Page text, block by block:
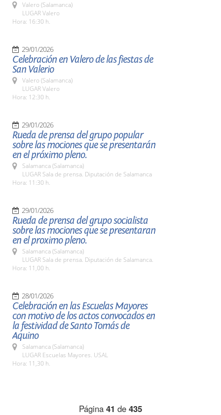
Valero (Salamanca)
LUGAR Valero
Hora: 16:30 h.
29/01/2026
Celebración en Valero de las fiestas de
San Valerio
Valero (Salamanca)
LUGAR Valero
Hora: 12:30 h.
29/01/2026
Rueda de prensa del grupo popular
sobre las mociones que se presentarán
en el próximo pleno.
Salamanca (Salamanca)
LUGAR Sala de prensa. Diputación de Salamanca
Hora: 11:30 h.
29/01/2026
Rueda de prensa del grupo socialista
sobre las mociones que se presentaran
en el proximo pleno.
Salamanca (Salamanca)
LUGAR Sala de prensa. Diputación de Salamanca.
Hora: 11,00 h.
28/01/2026
Celebración en las Escuelas Mayores
con motivo de los actos convocados en
la festividad de Santo Tomás de
Aquino
Salamanca (Salamanca)
LUGAR Escuelas Mayores. USAL
Hora: 11,30 h.
Página 41 de 435